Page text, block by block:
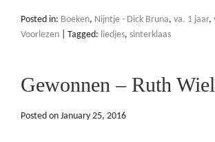
Posted in: Boeken, Nijntje - Dick Bruna, va. 1 jaar,
Voorlezen
Tagged: liedjes, sinterklaas
Gewonnen – Ruth
Posted on January 25, 2016